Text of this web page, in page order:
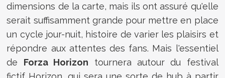
dimensions de la carte, mais ils ont assuré qu'elle
serait suffisamment grande pour mettre en place
un cycle jour-nuit, histoire de varier les plaisirs et
répondre aux attentes des fans. Mais l'essentiel
de Forza Horizon tournera autour du festival